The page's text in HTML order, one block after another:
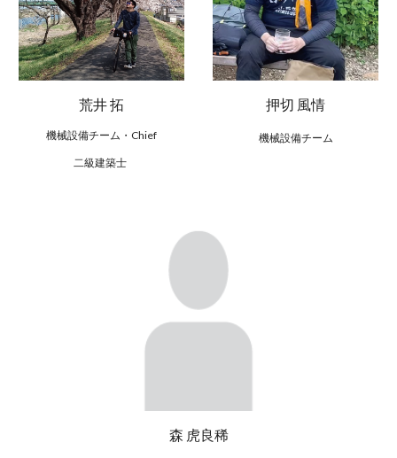
荒井 拓
機械設備チーム・Chief
二級建築士
押切 風情
機械設備チーム
森 虎良稀